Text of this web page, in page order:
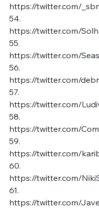
https://twitter.com/
54.
https://twitter.com/
55.
https://twitter.com/
56.
https://twitter.com/
57.
https://twitter.com/
58.
https://twitter.com/
59.
https://twitter.com/
60.
https://twitter.com/
61.
https://twitter.com/